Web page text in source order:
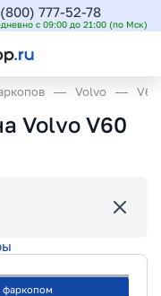
777-52-78
с 09:00 до 21:00 (по Мск)
Volvo V60
Volvo V60
фаркопом